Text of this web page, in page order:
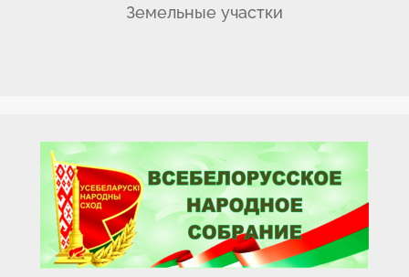
Земельные участки